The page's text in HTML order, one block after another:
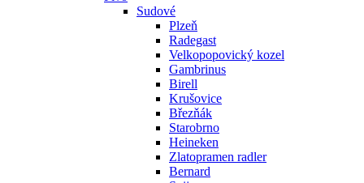
Sudové
Plzeň
Radegast
Velkopopovický kozel
Gambrinus
Birell
Krušovice
Březňák
Starobrno
Heineken
Zlatopramen radler
Bernard